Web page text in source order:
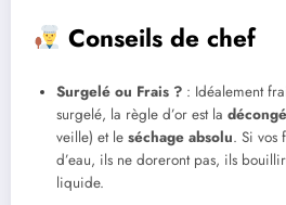
Conseils de chef
Surgelé ou Frais ? : Idéalement
surgelé, la règle d’or est la
veille) et le séchage absolu. Si vos
d’eau, ils ne doreront pas, ils
liquide.